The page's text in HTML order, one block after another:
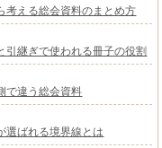
考える総会資料のまとめ方
引継ぎで使われる冊子の役割
で違う総会資料
選ばれる境界線とは